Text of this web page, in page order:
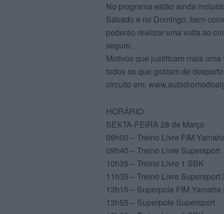
No programa estão ainda
Sábado e no Domingo, bem
poderão realizar uma volta ao
seguro.
Motivos que justificam mais
todos os que gostam de
circuito em:
HORÁRIO
SEXTA-FEIRA 28 de Março
09h00 – Treino Livre FIM
09h40 – Treino Livre Supersport
10h35 – Treino Livre 1 SBK
11h35 – Treino Livre Supersport
13h15 – Superpole FIM
13h55 – Superpole Supersport